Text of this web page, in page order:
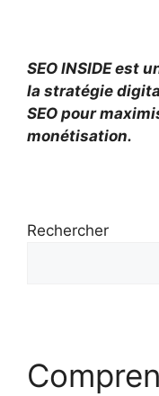
SEO INSIDE est
la stratégie
SEO pour
monétisation.
Rechercher